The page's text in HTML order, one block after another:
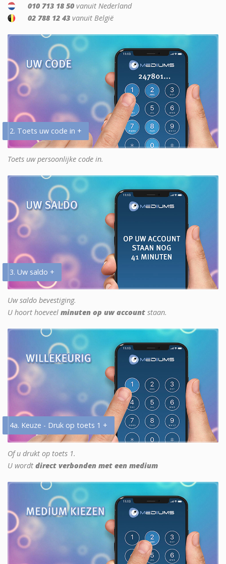
010 713 18 50 vanuit Nederland
02 788 12 43 vanuit België
2. Toets uw code in +
Toets uw persoonlijke code in.
3. Uw saldo +
Uw saldo bevestiging.
U hoort hoeveel minuten op uw account staan.
4a. Keuze - Druk op toets 1 +
Of u drukt op toets 1.
U wordt direct verbonden met een medium